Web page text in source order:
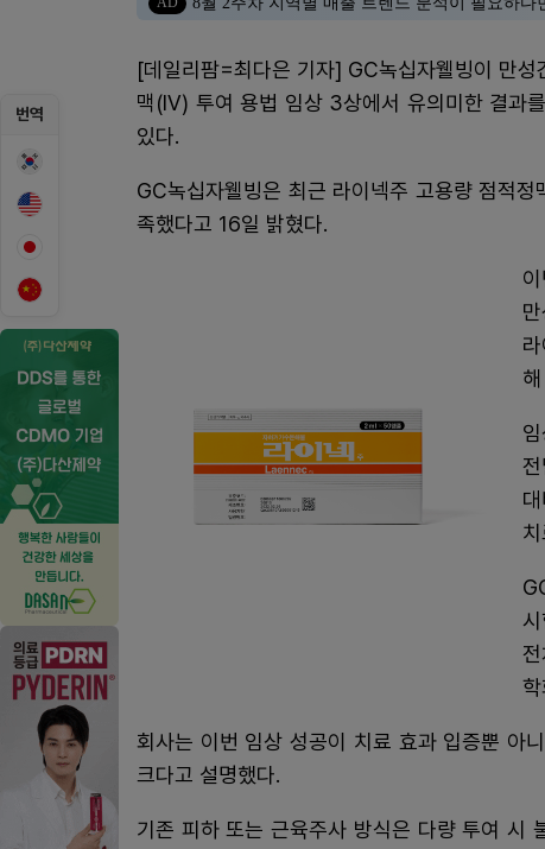
번역
[데일리팜=최다은 기자] GC녹십자웰빙이 만
맥(IV) 투여 용법 임상 3상에서 유의미한 결과
있다.
GC녹십자웰빙은 최근 라이넥주 고용량 점적
족했다고 16일 밝혔다.
회사는 이번 임상 성공이 치료 효과 입증뿐 아
크다고 설명했다.
기존 피하 또는 근육주사 방식은 다량 투여 시